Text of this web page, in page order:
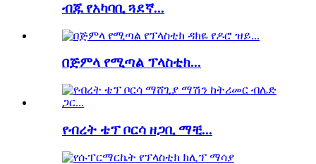
ብጁ የአካባቢ ጓደኛ...
በጅምላ የሚጣል ፕላስቲክ...
የብረት ቴፕ ቦርሳ ዘጋቢ ማቺ...